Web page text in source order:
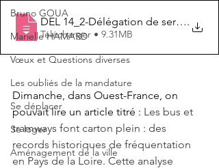
Bruno GOUA
Marielle HAMARD
Vœux et Questions diverses
Les oubliés de la mandature
Se déplacer
Se loger
Aménagement de la ville
DEL 14_2-Délégation de service
.
Télécharger • 9.31MB
Dimanche, dans Ouest-France, on
pouvait lire un article titré : Les bus et
tramways font carton plein : des
records historiques de fréquentation
en Pays de la Loire. Cette analyse